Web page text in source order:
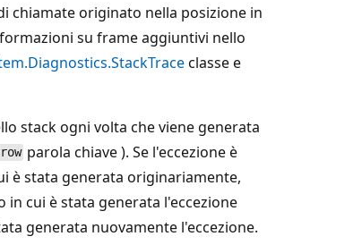
chiamate originato nella posizione in
su frame aggiuntivi nello
classe e
stack ogni volta che viene generata
parola chiave ). Se l'eccezione è
è stata generata originariamente,
in cui è stata generata l'eccezione
generata nuovamente l'eccezione.